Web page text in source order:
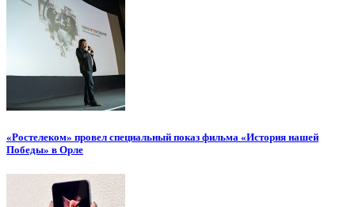
«Ростелеком» провел специальный показ фильма «История нашей
Победы» в Орле